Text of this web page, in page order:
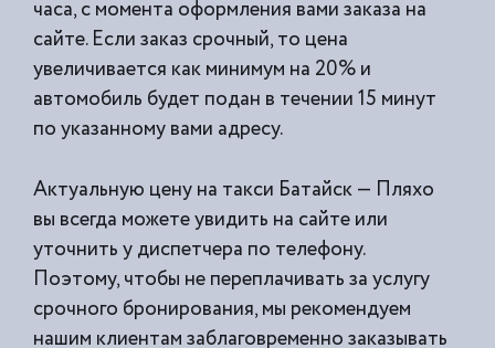
часа, с момента оформления вами заказа на
сайте. Если заказ срочный, то цена
увеличивается как минимум на 20% и
автомобиль будет подан в течении 15 минут
по указанному вами адресу.
Актуальную цену на такси Батайск — Пляхо
вы всегда можете увидить на сайте или
уточнить у диспетчера по телефону.
Поэтому, чтобы не переплачивать за услугу
срочного бронирования, мы рекомендуем
нашим клиентам заблаговременно заказывать